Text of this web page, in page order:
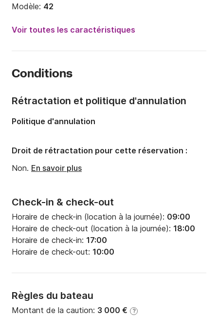
Modèle: 42
Année:
2018 (Rénové en 2024)
Nombre de couchages:
Nombre de salles de bains:
Tirant d'eau:1.25m
Puissance moteur:114cv
Voir toutes les caractéristiques
Conditions
Check-in & check-out
Horaire de check-in (location à la journée): 09:00
Horaire de check-out (location à la journée): 18:00
Horaire de check-in: 17:00
Horaire de check-out: 10:00
Règles du bateau
Montant de la caution: 3 000 € ?
Rétractation et politique d'annulation
Politique d'annulation
Droit de rétractation pour cette réservation :
Non. En savoir plus